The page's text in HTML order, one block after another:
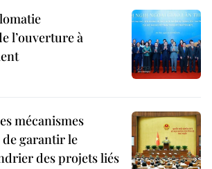
l’ouverture à
mécanismes
garantir le
des projets liés